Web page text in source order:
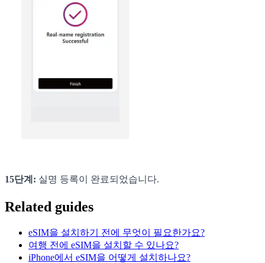
15단계: 실명 등록이 완료되었습니다.
Related guides
eSIM을 설치하기 전에 무엇이 필요한가요?
여행 전에 eSIM을 설치할 수 있나요?
iPhone에서 eSIM을 어떻게 설치하나요?